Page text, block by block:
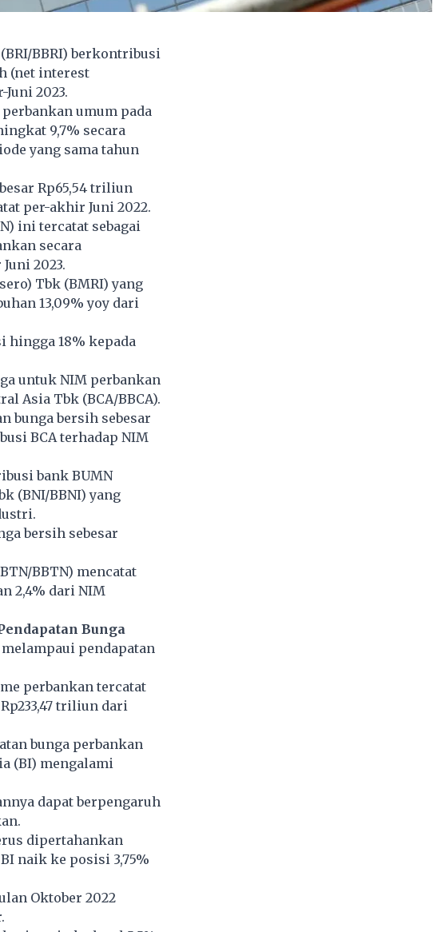
BBRI) berkontribusi
(net interest
2023.
umum pada
9,7% secara
yang sama tahun
Rp65,54 triliun
per-akhir Juni 2022.
ini tercatat sebagai
secara
2023.
Tbk (BMRI) yang
13,09% yoy dari
hingga 18% kepada
untuk NIM perbankan
Asia Tbk (BCA/BBCA).
bunga bersih sebesar
BCA terhadap NIM
bank BUMN
(BNI/BBNI) yang
bersih sebesar
BBTN) mencatat
2,4% dari NIM
Bunga
pendapatan
perbankan tercatat
triliun dari
bunga perbankan
(BI) mengalami
dapat berpengaruh
dipertahankan
naik ke posisi 3,75%
Oktober 2022